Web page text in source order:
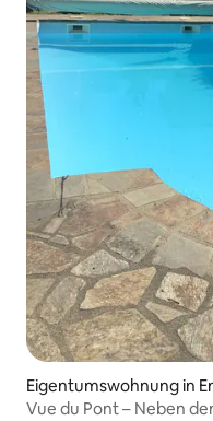
Eigentumswohnung in
e
Vue du Pont – Neben